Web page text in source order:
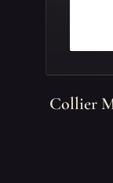
Collier